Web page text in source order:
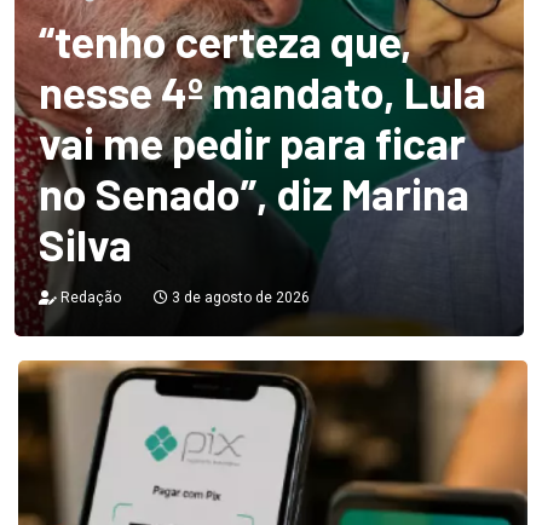
“tenho certeza que,
nesse 4º mandato, Lula
vai me pedir para ficar
no Senado”, diz Marina
Silva
Redação 3 de agosto de 2026